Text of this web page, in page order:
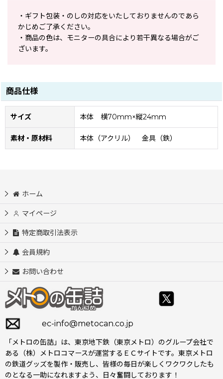
・ギフト包装・のしの対応をいたしておりませんのであら
かじめご了承ください。
・商品の色は、モニターの具合により若干異なる場合がご
ざいます。
商品仕様
サイズ 本体 横70mm×縦24mm
素材・原材料 本体（アクリル） 金具（鉄）
ホーム
マイページ
特定商取引法表示
会員規約
お問い合わせ
ec-info@metocan.co.jp
「メトロの缶詰」は、東京地下鉄（東京メトロ）のグループ会社で
ある（株）メトロコマースが運営するＥＣサイトです。東京メトロ
の鉄道グッズを製作・販売し、皆様の毎日が楽しくワクワクしたも
のとなる一助になれますよう、日々奮闘しております！